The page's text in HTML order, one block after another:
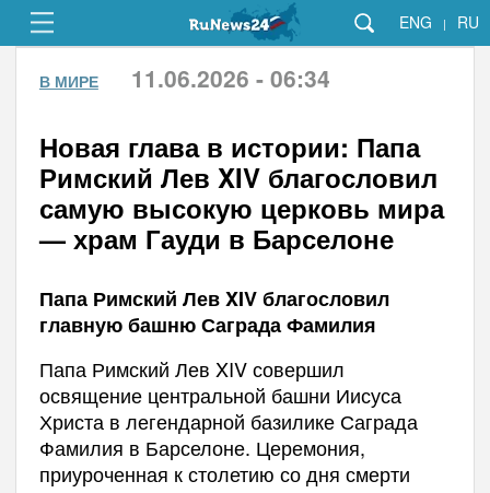
ENG | RU
В МИРЕ 11.06.2026 - 06:34
Новая глава в истории: Папа
Римский Лев XIV благословил
самую высокую церковь мира
— храм Гауди в Барселоне
Папа Римский Лев XIV благословил
главную башню Саграда Фамилия
Папа Римский Лев XIV совершил
освящение центральной башни Иисуса
Христа в легендарной базилике Саграда
Фамилия в Барселоне. Церемония,
приуроченная к столетию со дня смерти